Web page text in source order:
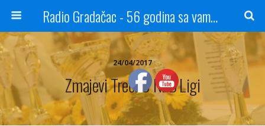
Radio Gradačac - 56 godina sa vama...
24/04/2017
Zmajevi Treći U NLB Ligi